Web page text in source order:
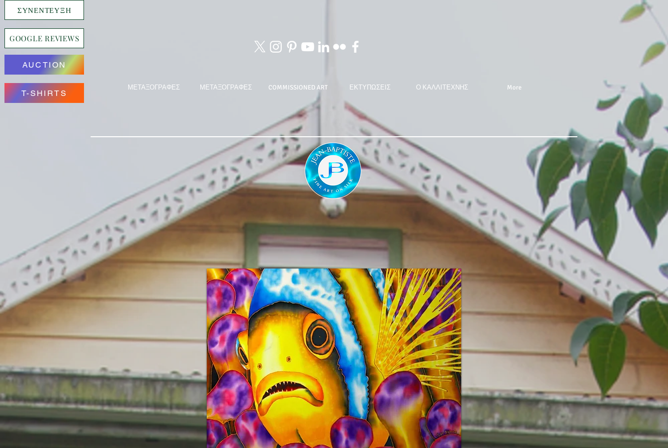
ΣΥΝΕΝΤΕΥΞΗ
GOOGLE REVIEWS
AUCTION
T-SHIRTS
ΜΕΤΑΞΟΓΡΑΦΕΣ ΜΕΤΑΞΟΓΡΑΦΕΣ COMMISSIONED ART ΕΚΤΥΠΩΣΕΙΣ Ο ΚΑΛΛΙΤΕΧΝΗΣ More